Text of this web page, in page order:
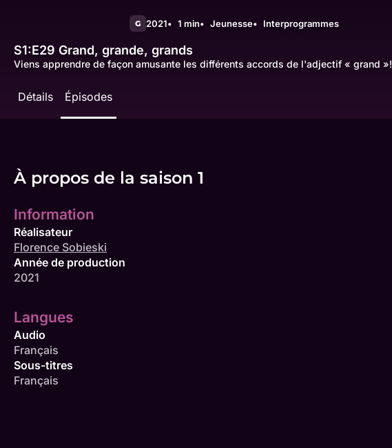
G 2021 1 min Jeunesse Interprogrammes
S1:E29 Grand, grande, grands
Viens apprendre de façon amusante les différents accords de l'adjectif « grand »!
Détails Épisodes
À propos de la saison 1
Information
Réalisateur
Florence Sobieski
Année de production
2021
Langues
Audio
Français
Sous-titres
Français